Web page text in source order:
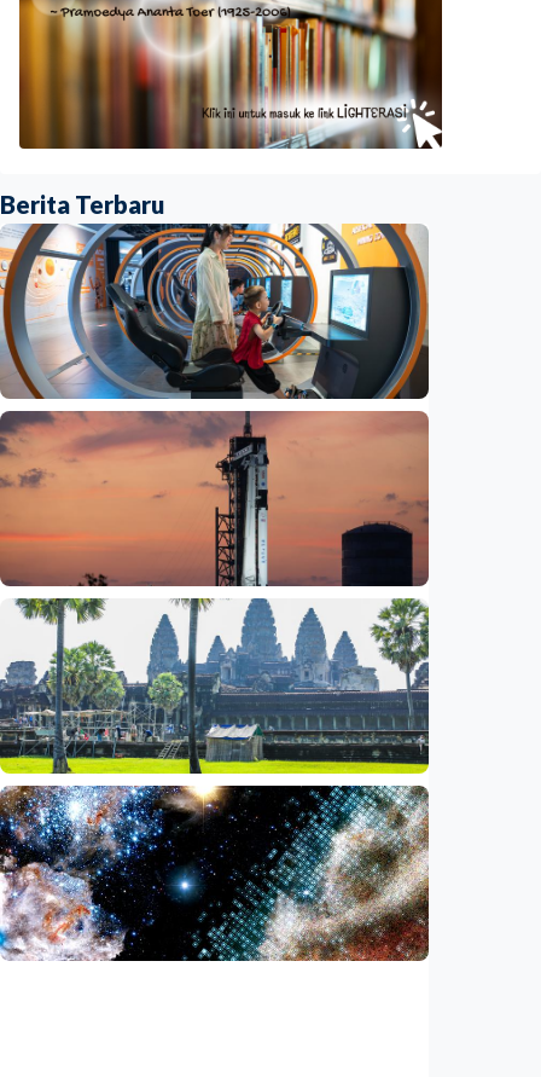
Berita Terbaru
Iptek
Jelang misi bawa pulang sampel Mars, China
siapkan laboratorium perlindungan planet
Indonesia
Iptek
Bagian roket Falcon 9 SpaceX akan hantam
Bulan, NASA pastikan Bumi aman
Indonesia•05 Aug 2026
Iptek
Saat ASEAN bersiap memasuki era AI,
reformasi layanan publik jadi agenda
bersama
Indonesia•05 Aug 2026